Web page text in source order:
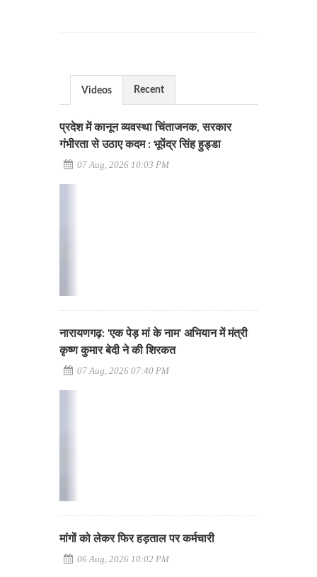
Videos Recent
प्रदेश में कानून व्यवस्था चिंताजनक, सरकार
गंभीरता से उठाए कदम : भूपेंद्र सिंह हुड्डा
07 Aug, 2026 10:03 PM
नारायणगढ़: 'एक पेड़ मां के नाम' अभियान में मंत्री
कृष्ण कुमार बेदी ने की शिरकत
07 Aug, 2026 07:40 PM
मांगों को लेकर फिर हड़ताल पर कर्मचारी
06 Aug, 2026 10:02 PM